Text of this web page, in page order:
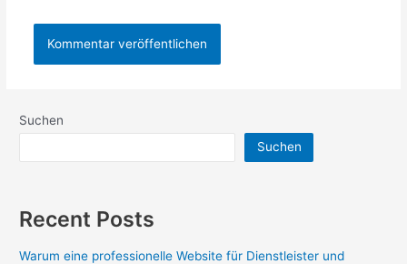
Suchen
Suchen
Recent Posts
Warum eine professionelle Website für Dienstleister und